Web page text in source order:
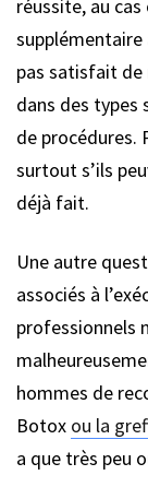
réussite, au
supplémentaire
pas satisfait de
dans des
de procédures.
surtout s’ils
déjà fait.
Une autre
associés à
professionnels
hommes de
Botox ou la
a que très peu